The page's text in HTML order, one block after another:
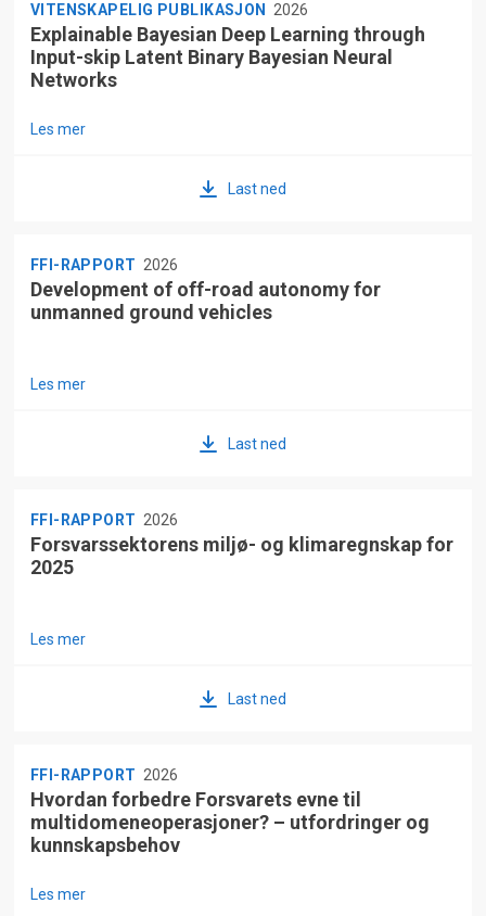
VITENSKAPELIG PUBLIKASJON 2026
Explainable Bayesian Deep Learning through
Input-skip Latent Binary Bayesian Neural
Networks
Les mer
Last ned
FFI-RAPPORT 2026
Development of off-road autonomy for
unmanned ground vehicles
Les mer
Last ned
FFI-RAPPORT 2026
Forsvarssektorens miljø- og klimaregnskap for
2025
Les mer
Last ned
FFI-RAPPORT 2026
Hvordan forbedre Forsvarets evne til
multidomeneoperasjoner? – utfordringer og
kunnskapsbehov
Les mer